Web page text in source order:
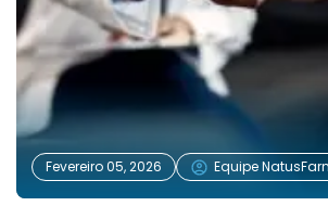
Fevereiro 05, 2026 Equipe